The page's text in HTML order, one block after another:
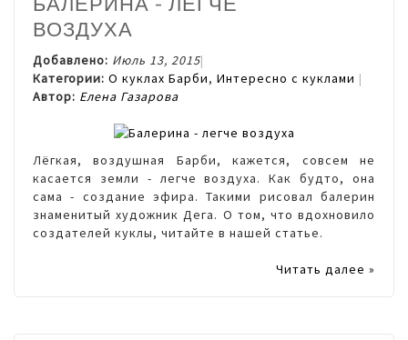
БАЛЕРИНА - ЛЕГЧЕ
ВОЗДУХА
Добавлено: Июль 13, 2015
Категории: О куклах Барби, Интересно с куклами
Автор: Елена Газарова
Лёгкая, воздушная Барби, кажется, совсем не
касается земли - легче воздуха. Как будто, она
сама - создание эфира. Такими рисовал балерин
знаменитый художник Дега. О том, что вдохновило
создателей куклы, читайте в нашей статье.
Читать далее »